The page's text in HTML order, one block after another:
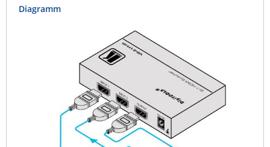
Unwired Networks
Diagramm